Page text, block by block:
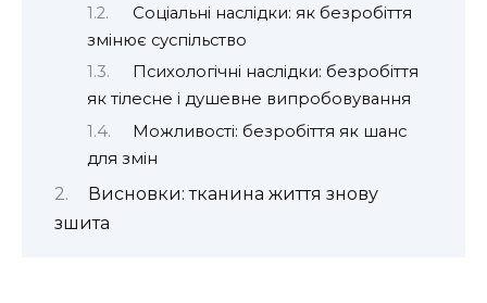
Соціальні наслідки: як безробіття
змінює суспільство
Психологічні наслідки: безробіття
як тілесне і душевне випробовування
Можливості: безробіття як шанс
для змін
Висновки: тканина життя знову
зшита